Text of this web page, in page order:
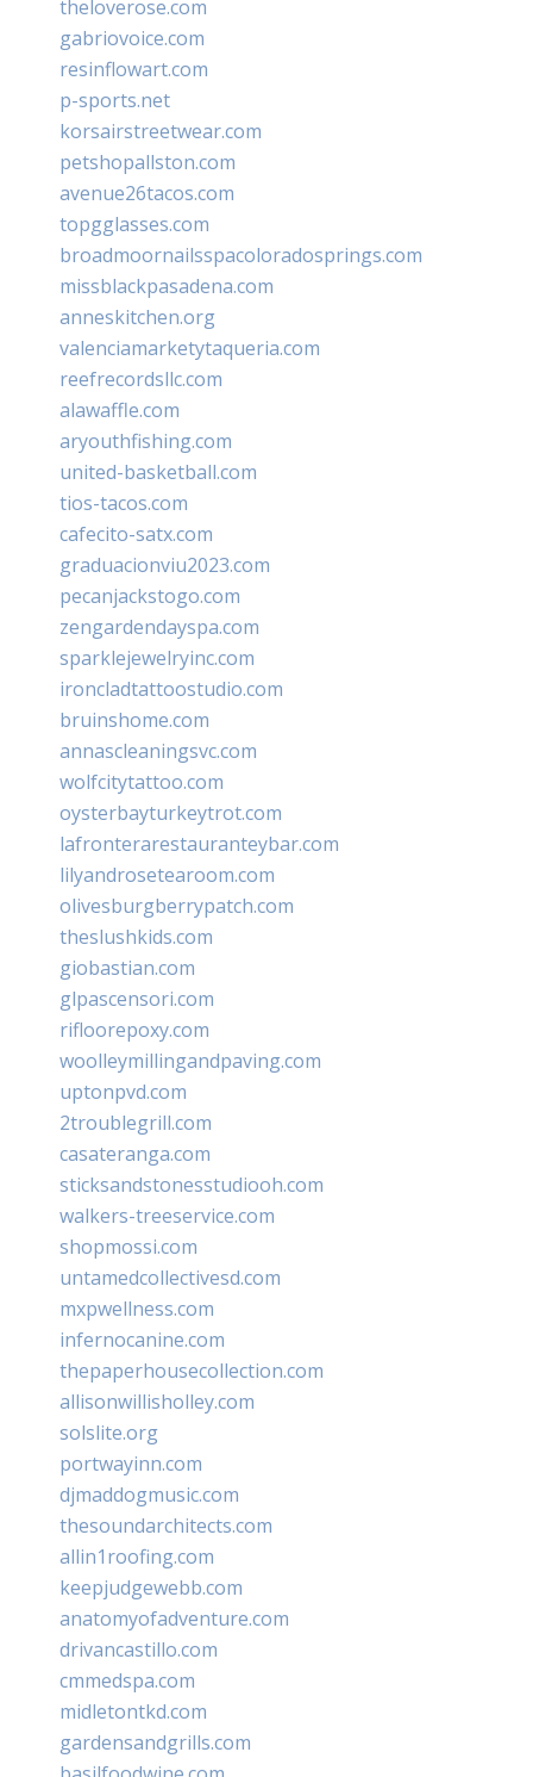
theloverose.com
gabriovoice.com
resinflowart.com
p-sports.net
korsairstreetwear.com
petshopallston.com
avenue26tacos.com
topgglasses.com
broadmoornailsspacoloradosprings.com
missblackpasadena.com
anneskitchen.org
valenciamarketytaqueria.com
reefrecordsllc.com
alawaffle.com
aryouthfishing.com
united-basketball.com
tios-tacos.com
cafecito-satx.com
graduacionviu2023.com
pecanjackstogo.com
zengardendayspa.com
sparklejewelryinc.com
ironcladtattoostudio.com
bruinshome.com
annascleaningsvc.com
wolfcitytattoo.com
oysterbayturkeytrot.com
lafronterarestauranteybar.com
lilyandrosetearoom.com
olivesburgberrypatch.com
theslushkids.com
giobastian.com
glpascensori.com
rifloorepoxy.com
woolleymillingandpaving.com
uptonpvd.com
2troublegrill.com
casateranga.com
sticksandstonesstudiooh.com
walkers-treeservice.com
shopmossi.com
untamedcollectivesd.com
mxpwellness.com
infernocanine.com
thepaperhousecollection.com
allisonwillisholley.com
solslite.org
portwayinn.com
djmaddogmusic.com
thesoundarchitects.com
allin1roofing.com
keepjudgewebb.com
anatomyofadventure.com
drivancastillo.com
cmmedspa.com
midletontkd.com
gardensandgrills.com